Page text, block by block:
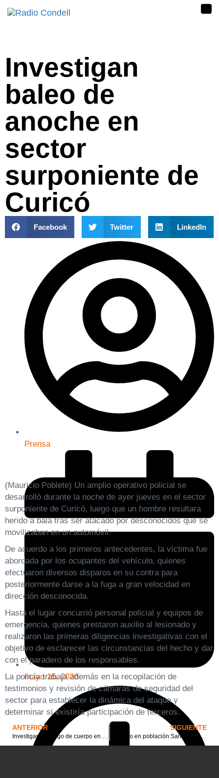
Investigan
baleo de
anoche en
sector
surponiente de
Curicó
Facebook Twitter LinkedIn
Prensa
mayo 15, 2026
(Mauricio Poblete) Un amplio operativo policial se
desarrolló durante la noche de ayer jueves en el sector
surponiente de Curicó, luego que un hombre resultara
herido a bala tras ser atacado por desconocidos que se
movilizaban en un automóvil.
De acuerdo a los primeros antecedentes, la víctima fue
abordada por los ocupantes del vehículo, quienes
efectuaron diversos disparos en su contra para
posteriormente darse a la fuga a gran velocidad en
dirección desconocida.
Hasta el lugar concurrió personal policial y equipos de
emergencia, quienes prestaron auxilio al lesionado y
realizaron las primeras diligencias investigativas con el
objetivo de esclarecer las circunstancias del hecho y dar
con el paradero de los responsables.
La policía trabaja además en la recopilación de
testimonios y revisión de cámaras de seguridad del
sector para establecer la dinámica del ataque y
determinar si existiría participación de terceros.
ANTERIOR
Investigan hallazgo de cuerpo en línea férrea de Curicó: víctima habría sido arrollada por tren
SIGUIENTE
Incendio en población Santa Lucía dejó 7 damnificados al destruir vivienda y dejar otras 2 dañadas